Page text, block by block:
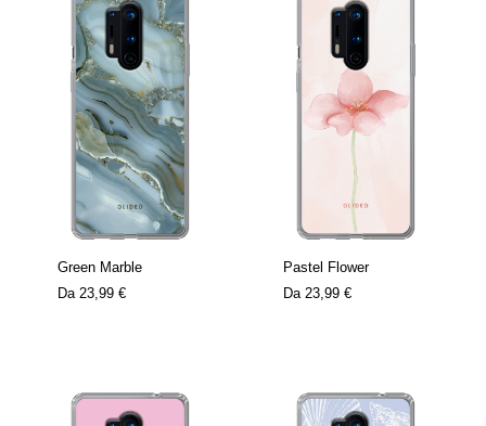
Green Marble
Da 23,99 €
Pastel Flower
Da 23,99 €